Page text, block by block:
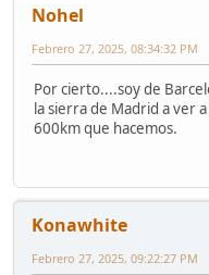
Nohel
Febrero 27, 2025, 08:34:32 PM
Por cierto....soy de
la sierra de Madrid a ver
600km que hacemos.
Konawhite
Febrero 27, 2025, 09:22:27 PM